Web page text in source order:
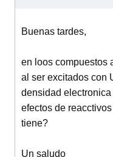
Buenas tardes,
en loos compuestos
al ser excitados con
densidad
efectos de
tiene?
Un saludo